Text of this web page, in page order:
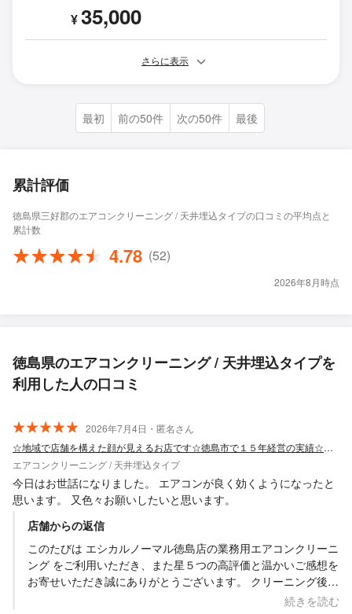
¥35,000
さらに表示
最初 前の50件 次の50件 最後
累計評価
徳島県三好郡のエアコンクリーニング / 天井埋込タイプの口コミの平均点と
累計数
4.78 (52)
2026年8月時点
徳島県のエアコンクリーニング / 天井埋込タイプを
利用した人の口コミ
2026年7月4日・匿名さん
☆地域で店舗を構えた顔が見えるお店です☆徳島市で１５年経営の実績☆女性スタッフ可
エアコンクリーニング / 天井埋込タイプ
今日はお世話になりました。 エアコンが良く効くようになったと
思います。 又色々お願いしたいと思います。
店舗からの返信
このたびは エシカルノーマル徳島店の業務用エアコンクリーニ
ング をご利用いただき、また星５つの高評価と温かいご感想を
お寄せいただき誠にありがとうございます。 クリーニング後に
エアコンの効きが良くなったと感じていただけたとのこと、大
続きを読む